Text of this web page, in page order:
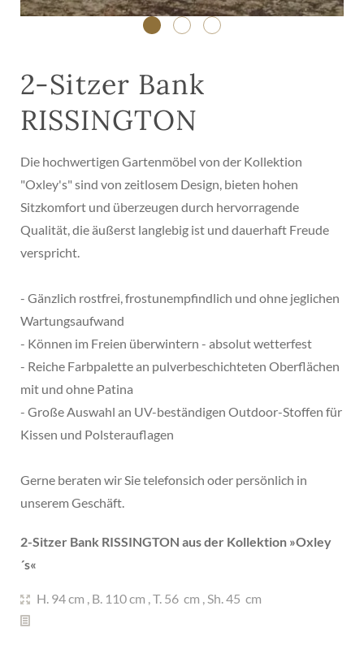
2-Sitzer Bank
RISSINGTON
Die hochwertigen Gartenmöbel von der Kollektion
"Oxley's" sind von zeitlosem Design, bieten hohen
Sitzkomfort und überzeugen durch hervorragende
Qualität, die äußerst langlebig ist und dauerhaft Freude
verspricht.
- Gänzlich rostfrei, frostunempfindlich und ohne jeglichen
Wartungsaufwand
- Können im Freien überwintern - absolut wetterfest
- Reiche Farbpalette an pulverbeschichteten Oberflächen
mit und ohne Patina
- Große Auswahl an UV-beständigen Outdoor-Stoffen für
Kissen und Polsterauflagen
Gerne beraten wir Sie telefonsich oder persönlich in
unserem Geschäft.
2-Sitzer Bank RISSINGTON aus der Kollektion »Oxley
´s«
H. 94 cm , B. 110 cm ,T. 56 cm ,Sh. 45 cm